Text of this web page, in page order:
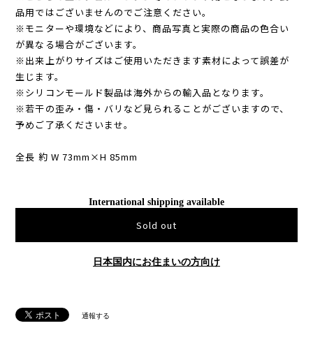
品用ではございませんのでご注意ください。
※モニターや環境などにより、商品写真と実際の商品の色合い
が異なる場合がございます。
※出来上がりサイズはご使用いただきます素材によって誤差が
生じます。
※シリコンモールド製品は海外からの輸入品となります。
※若干の歪み・傷・バリなど見られることがございますので、
予めご了承くださいませ。
全長 約 W 73mm×H 85mm
International shipping available
Sold out
日本国内にお住まいの方向け
通報する